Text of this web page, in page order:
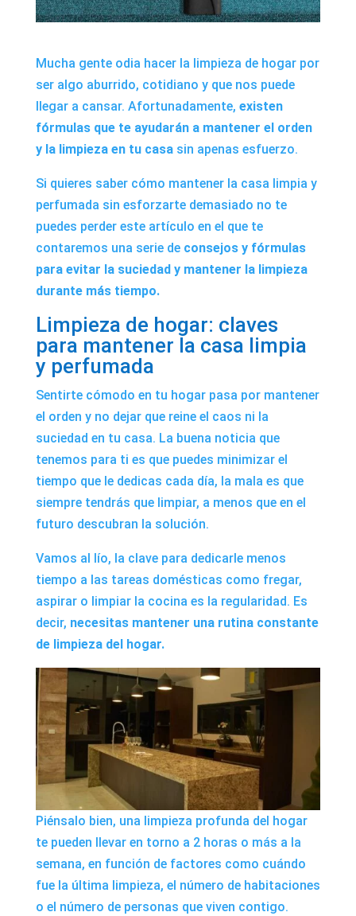
Mucha gente odia hacer la limpieza de hogar por
ser algo aburrido, cotidiano y que nos puede
llegar a cansar. Afortunadamente, existen
fórmulas que te ayudarán a mantener el orden
y la limpieza en tu casasin apenas esfuerzo.
Si quieres saber cómo mantener la casa limpia y
perfumada sin esforzarte demasiado no te
puedes perder este artículo en el que te
contaremos una serie de consejos y fórmulas
para evitar la suciedad y mantener la limpieza
durante más tiempo.
Limpieza de hogar: claves
para mantener la casa limpia
y perfumada
Sentirte cómodo en tu hogar pasa por mantener
el orden y no dejar que reine el caos ni la
suciedad en tu casa. La buena noticia que
tenemos para ti es que puedes minimizar el
tiempo que le dedicas cada día, la mala es que
siempre tendrás que limpiar, a menos que en el
futuro descubran la solución.
Vamos al lío, la clave para dedicarle menos
tiempo a las tareas domésticas como fregar,
aspirar o limpiar la cocina es la regularidad. Es
decir, necesitas mantener una rutina constante
de limpieza del hogar.
Piénsalo bien, una limpieza profunda del hogar
te pueden llevar en torno a 2 horas o más a la
semana, en función de factores como cuándo
fue la última limpieza, el número de habitaciones
o el número de personas que viven contigo.